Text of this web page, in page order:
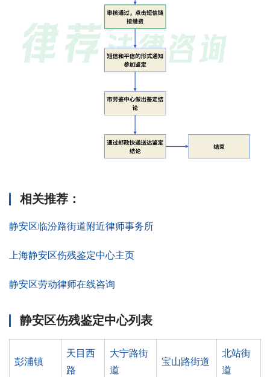
相关推荐 ：
静安区临汾路街道附近律师事务所
上海静安区伤残鉴定中心主页
静安区劳动律师在线咨询
静安区伤残鉴定中心列表
彭浦镇
天目西
路
大宁路街
道
宝山路街道
北站街
道